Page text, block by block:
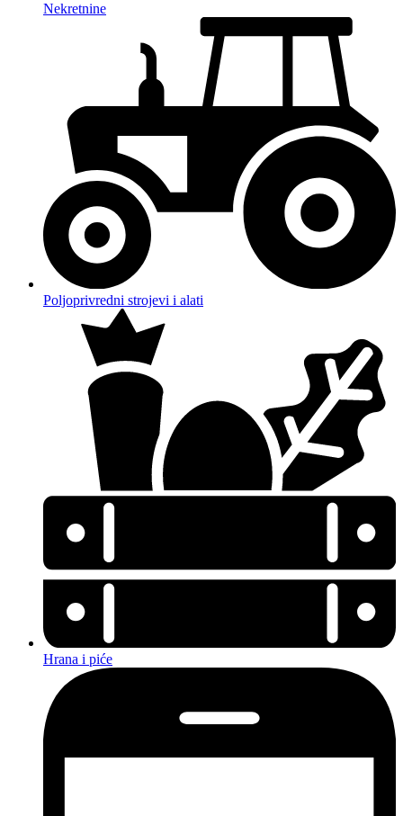
Nekretnine
Poljoprivredni strojevi i alati
Hrana i piće